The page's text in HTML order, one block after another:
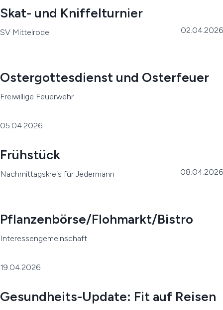
Skat- und Kniffelturnier
SV Mittelrode 02.04.2026
Ostergottesdienst und Osterfeuer
Freiwillige Feuerwehr
05.04.2026
Frühstück
Nachmittagskreis für Jedermann 08.04.2026
Pflanzenbörse/Flohmarkt/Bistro
Interessengemeinschaft
19.04.2026
Gesundheits-Update: Fit auf Reisen